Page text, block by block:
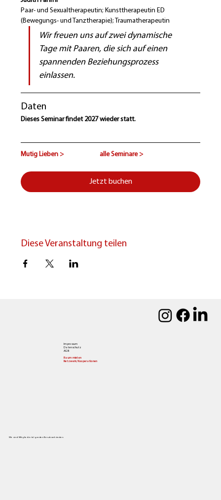
Paar- und Sexualtherapeutin; Kunsttherapeutin ED
(Bewegungs- und Tanztherapie); Traumatherapeutin
Wir freuen uns auf zwei dynamische
Tage mit Paaren, die sich auf einen
spannenden Beziehungsprozess
einlassen.
Daten
Dieses Seminar findet 2027 wieder statt.
Mutig Lieben > alle Seminare >
Jetzt buchen
Diese Veranstaltung teilen
Wir sind Mitglied in folgenden Berufsverbänden:
Impressum
Datenschutz
AGB
Raum mieten
Netzwerk/Kooperationen